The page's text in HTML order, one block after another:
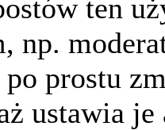
ten
np.
prostu
ustawia